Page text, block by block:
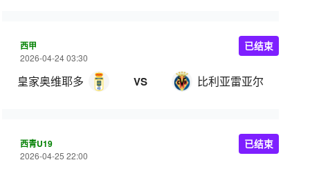
西甲
2026-04-24 03:30
皇家奥维耶多 VS 比利亚雷亚尔
已结束
西青U19
2026-04-25 22:00
已结束